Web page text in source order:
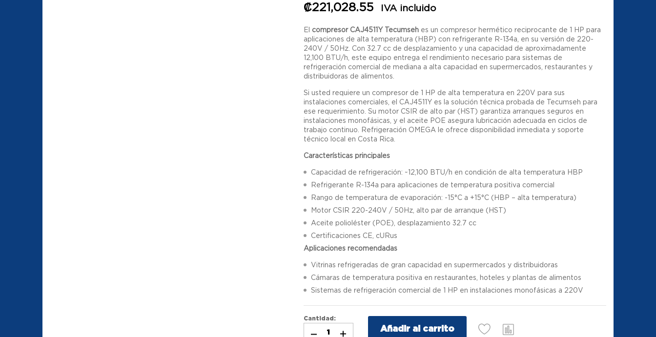
₡221,028.55 IVA incluido
El compresor CAJ4511Y Tecumseh es un compresor hermético reciprocante de 1 HP para
aplicaciones de alta temperatura (HBP) con refrigerante R-134a, en su versión de 220-
240V / 50Hz. Con 32.7 cc de desplazamiento y una capacidad de aproximadamente
12,100 BTU/h, este equipo entrega el rendimiento necesario para sistemas de
refrigeración comercial de mediana a alta capacidad en supermercados, restaurantes y
distribuidoras de alimentos.
Si usted requiere un compresor de 1 HP de alta temperatura en 220V para sus
instalaciones comerciales, el CAJ4511Y es la solución técnica probada de Tecumseh para
ese requerimiento. Su motor CSIR de alto par (HST) garantiza arranques seguros en
instalaciones monofásicas, y el aceite POE asegura lubricación adecuada en ciclos de
trabajo continuo. Refrigeración OMEGA le ofrece disponibilidad inmediata y soporte
técnico local en Costa Rica.
Características principales
Capacidad de refrigeración: ~12,100 BTU/h en condición de alta temperatura HBP
Refrigerante R-134a para aplicaciones de temperatura positiva comercial
Rango de temperatura de evaporación: -15°C a +15°C (HBP – alta temperatura)
Motor CSIR 220-240V / 50Hz, alto par de arranque (HST)
Aceite polioléster (POE), desplazamiento 32.7 cc
Certificaciones CE, cURus
Aplicaciones recomendadas
Vitrinas refrigeradas de gran capacidad en supermercados y distribuidoras
Cámaras de temperatura positiva en restaurantes, hoteles y plantas de alimentos
Sistemas de refrigeración comercial de 1 HP en instalaciones monofásicas a 220V
Cantidad:
Añadir al carrito